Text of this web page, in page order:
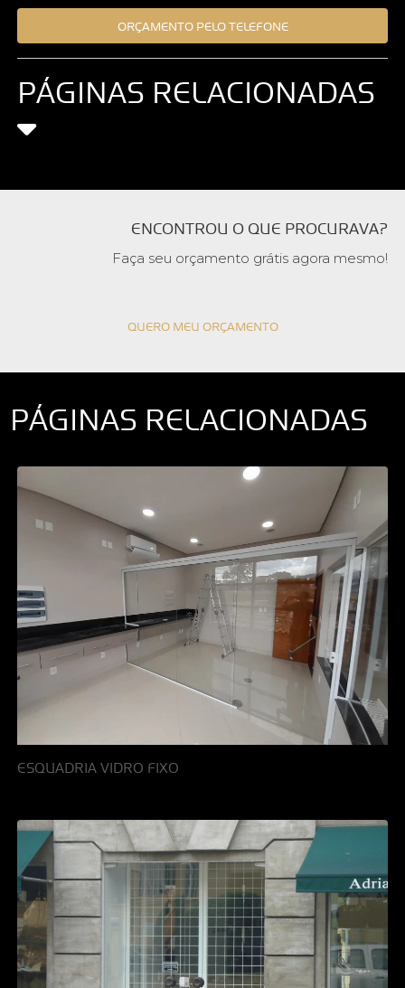
ORÇAMENTO PELO TELEFONE
PÁGINAS RELACIONADAS
ENCONTROU O QUE PROCURAVA?
Faça seu orçamento grátis agora mesmo!
QUERO MEU ORÇAMENTO
PÁGINAS RELACIONADAS
ESQUADRIA VIDRO FIXO